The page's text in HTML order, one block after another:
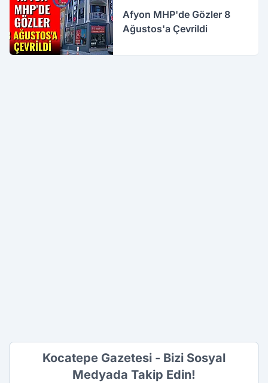
Afyon MHP'de Gözler 8
Ağustos'a Çevrildi
Kocatepe Gazetesi - Bizi Sosyal
Medyada Takip Edin!